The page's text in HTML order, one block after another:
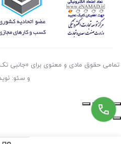
و سئو: